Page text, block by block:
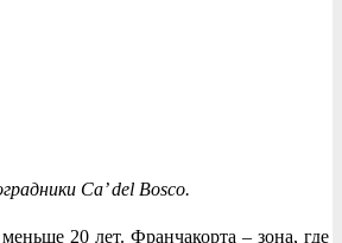
Ca’ del Bosco.
20 лет. Франчакорта – зона, где